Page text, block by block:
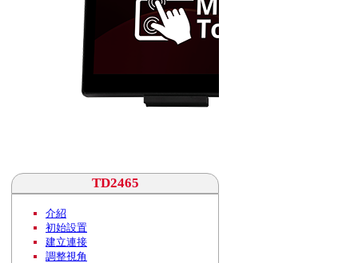
TD2465
介紹
初始設置
建立連接
調整視角